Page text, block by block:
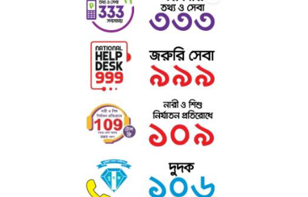
কৃতিত্ব অর্জন করে থাকে।
১৩. বিদ্যমান সুযোগ সুবিধা
ক) গ্রন্থাগার : ভর্তিকৃত শিক্ষার্থীদের নিয়মিত পড়াশোনার জন্য সুবিশাল গ্রন্থাগারে প্রায়
আট সহস্রাধিক পাঠ্যপুস্তক ও রেফারেন্স বই বিদ্যমান। কলেজে কর্মরত গ্রন্থাগারিক/
ক্যাটালগার শিক্ষার্থীদের সর্বাত্মক সহযোগিতা করে থাকেন।
খ) মিলনায়তন : কলেজে অধ্যয়নরত ছাত্র ও ছাত্রীদের জন্য দুটি পৃথক মিলনায়তন
এতে শিক্ষার্থীদের সহপাঠক্রমিক শিক্ষা উপকরণ, চলমান পত্র-পত্রিকা, সাময়িকী,
গেইম ও বিনোদনের সু-ব্যবস্থা আছে।
গ) রোভার স্কাউট ও রেঞ্জার গাইড : কলেজে ছাত্রদের জন্য রোভার স্কাউট এবং
ছাত্রীদের জন্য রেঞ্জার গাইড প্রোগ্রাম চালু আছে। এসব প্রোগ্রামে দুইজন প্রশিক্ষণপ্রাপ্ত
শিক্ষক দায়িত্বরত আছেন।
ঘ) উপবৃত্তি ঃ কলেজের উল্লেখযোগ্য সংখ্যক ছাত্র-ছাত্রীদের আর্থিক অবস্থা, মেধা,